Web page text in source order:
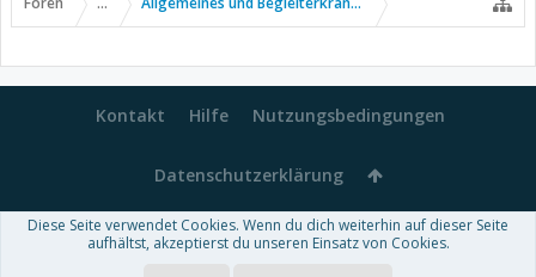
Kontakt Hilfe Nutzungsbedingungen
Datenschutzerklärung
Forum software by XenForo™-Deutsch von xenDach
Diese Seite verwendet Cookies. Wenn du dich weiterhin auf dieser Seite
aufhältst, akzeptierst du unseren Einsatz von Cookies.